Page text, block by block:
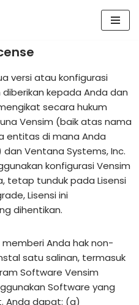
versi atau konfigurasi
kepada Anda dan
secara hukum
Vensim (baik atas nama
entitas di mana Anda
Ventana Systems, Inc.
konfigurasi Vensim
tetap tunduk pada Lisensi
Lisensi ini
dihentikan.
memberi Anda hak non-
satu salinan, termasuk
Software Vensim
Software yang
Anda dapat: (a)